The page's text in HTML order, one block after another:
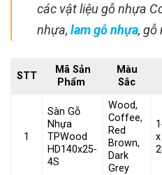
các vật liệu gỗ nhựa
nhựa, lam gỗ nhựa, gỗ
STT
Mã Sản
Phẩm
Màu
Sắc
1
Sàn Gỗ
Nhựa
TPWood
HD140x25-
4S
Wood,
Coffee,
Red
Brown,
Dark
Grey
x